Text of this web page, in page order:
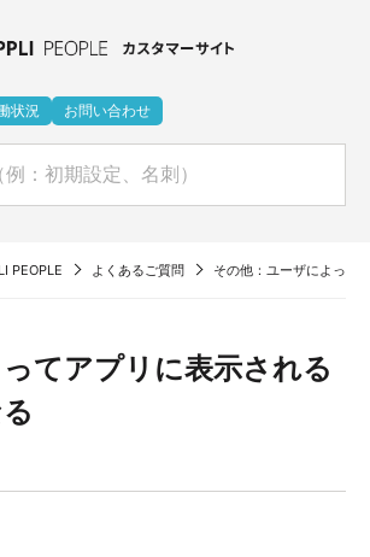
状況 お問い合わせ
PEOPLE よくあるご質問 その他：ユーザによって
てアプリに表示される